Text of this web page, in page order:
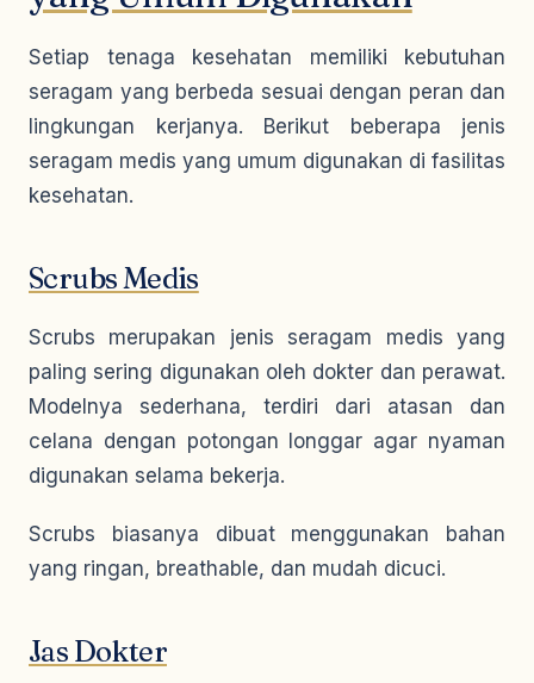
Setiap tenaga kesehatan memiliki kebutuhan
seragam yang berbeda sesuai dengan peran dan
lingkungan kerjanya. Berikut beberapa jenis
seragam medis yang umum digunakan di fasilitas
kesehatan.
Scrubs Medis
Scrubs merupakan jenis seragam medis yang
paling sering digunakan oleh dokter dan perawat.
Modelnya sederhana, terdiri dari atasan dan
celana dengan potongan longgar agar nyaman
digunakan selama bekerja.
Scrubs biasanya dibuat menggunakan bahan
yang ringan, breathable, dan mudah dicuci.
Jas Dokter